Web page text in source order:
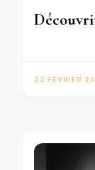
22 FÉVRIER